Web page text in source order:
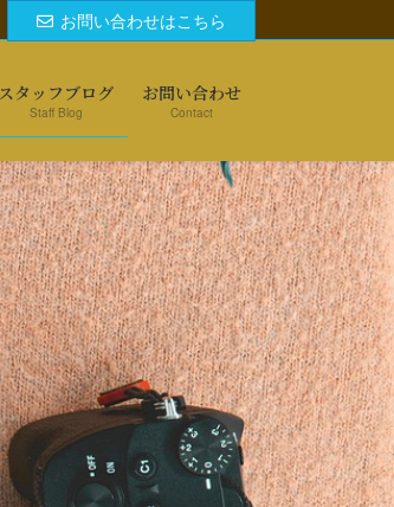
お問い合わせはこちら
スタッフブログ
Staff Blog
お問い合わせ
Contact